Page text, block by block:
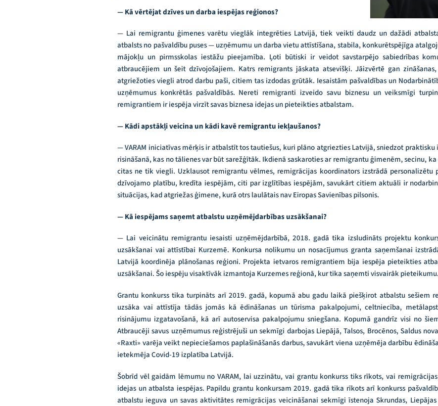
— Kā vērtējat dzīves un darba iespējas reģionos?
— Lai remigrantu ģimenes varētu vieglāk integrēties Latvijā, tiek veikti daudz un dažādi
atbalsts no pašvaldību puses — uzņēmumu un darba vietu attīstīšana, stabila, konkurētspējīga
mājokļu un pirmsskolas iestāžu pieejamība. Ļoti būtiski ir veidot savstarpējo sabiedrības
atbraucējiem un šeit dzīvojošajiem. Katrs remigrants jāskata atsevišķi. Jāizvērtē gan
atgriežoties viegli atrod darbu paši, citiem tas izdodas grūtāk. Iesaistām pašvaldības un
uzņēmumus konkrētās pašvaldībās. Nereti remigranti izveido savu biznesu un veiksmīgi
remigrantiem ir iespēja virzīt savas biznesa idejas un pieteikties atbalstam.
— Kādi apstākļi veicina un kādi kavē remigrantu iekļaušanos?
— VARAM iniciatīvas mērķis ir atbalstīt tos tautiešus, kuri plāno atgriezties Latvijā, sniedzot
risināšanā, kas no tālienes var būt sarežģītāk. Ikdienā saskaroties ar remigrantu ģimenēm, secinu,
citas ne tik viegli. Uzklausot remigrantu vēlmes, remigrācijas koordinators izstrādā
dzīvojamo platību, kredīta iespējām, citi par izglītības iespējām, savukārt citiem aktuāli ir
situācijas, kad atgriežas ģimene, kurā otrs laulātais nav Eiropas Savienības pilsonis.
— Kā iespējams saņemt atbalstu uzņēmējdarbības uzsākšanai?
— Lai veicinātu remigrantu iesaisti uzņēmējdarbībā, 2018. gadā tika izsludināts projektu
uzsākšanai vai attīstībai Kurzemē. Konkursa nolikumu un nosacījumus granta saņemšanai
Latvijā koordinēja plānošanas reģioni. Projekta ietvaros remigrantiem bija iespēja pieteikties
uzsākšanai. Šo iespēju visaktīvāk izmantoja Kurzemes reģionā, kur tika saņemti visvairāk pieteikumu.
Grantu konkurss tika turpināts arī 2019. gadā, kopumā abu gadu laikā piešķirot atbalstu sešiem
uzsāka vai attīstīja tādās jomās kā ēdināšanas un tūrisma pakalpojumi, celtniecība,
risinājumu izgatavošanā, kā arī autoservisa pakalpojumu sniegšana. Kopumā gandrīz visi no
Atbraucēji savus uzņēmumus reģistrējuši un sekmīgi darbojas Liepājā, Talsos, Brocēnos, Saldus
«Raxti» varēja veikt nepieciešamos paplašināšanās darbus, savukārt viena uzņēmēja darbību
ietekmēja Covid-19 izplatība Latvijā.
Šobrīd vēl gaidām lēmumu no VARAM, lai uzzinātu, vai grantu konkurss tiks rīkots, vai
idejas un atbalsta iespējas. Papildu grantu konkursam 2019. gadā tika rīkots arī konkurss
atbalstu ieguva un savas aktivitātes remigrācijas veicināšanai sekmīgi īstenoja Skrundas,